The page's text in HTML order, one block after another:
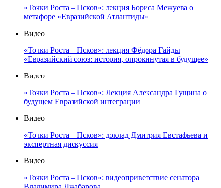
«Точки Роста – Псков»: лекция Бориса Межуева о
метафоре «Евразийской Атлантиды»
Видео
«Точки Роста – Псков»: лекция Фёдора Гайды
«Евразийский союз: история, опрокинутая в будущее»
Видео
«Точки Роста – Псков»: Лекция Александра Гущина о
будущем Евразийской интеграции
Видео
«Точки Роста – Псков»: доклад Дмитрия Евстафьева и
экспертная дискуссия
Видео
«Точки Роста – Псков»: видеоприветствие сенатора